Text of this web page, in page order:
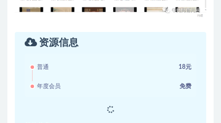
资源信息
普通 18元
年度会员 免费